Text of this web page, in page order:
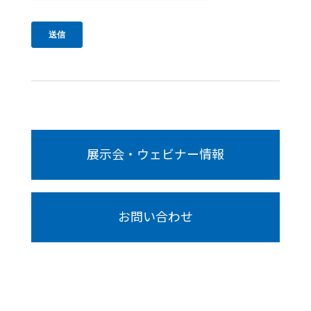
展示会・ウェビナー情報
お問い合わせ